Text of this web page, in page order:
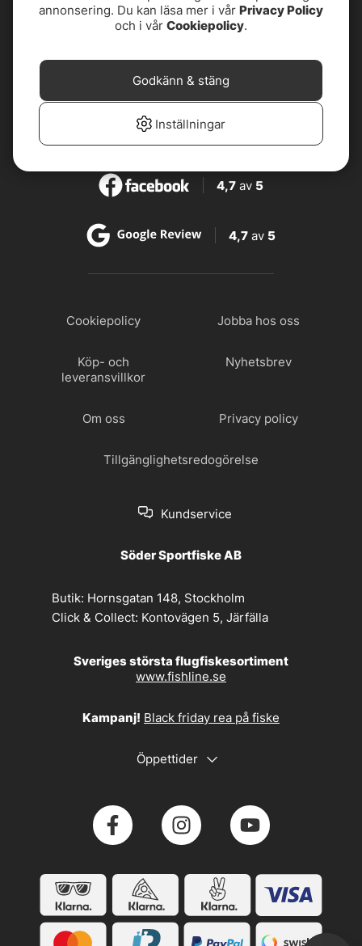
4,8
4,7 av 5
4,7 av 5
Cookiepolicy Jobba hos oss
Köp- och
leveransvillkor
Nyhetsbrev
Om oss Privacy policy
Tillgänglighetsredogörelse
Kundservice
Söder Sportfiske AB
Butik: Hornsgatan 148, Stockholm
Click & Collect: Kontovägen 5, Järfälla
Sveriges största flugfiskesortiment
www.fishline.se
Kampanj! Black friday rea på fiske
Öppettider
annonsering. Du kan läsa mer i vår Privacy Policy
och i vår Cookiepolicy.
Inställningar
Godkänn & stäng